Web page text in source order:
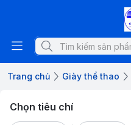
Trang chủ Giày thể thao
Chọn tiêu chí